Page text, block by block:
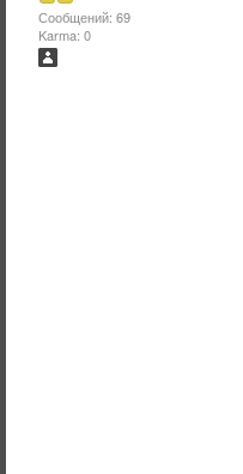
Сообщений: 69
Karma: 0